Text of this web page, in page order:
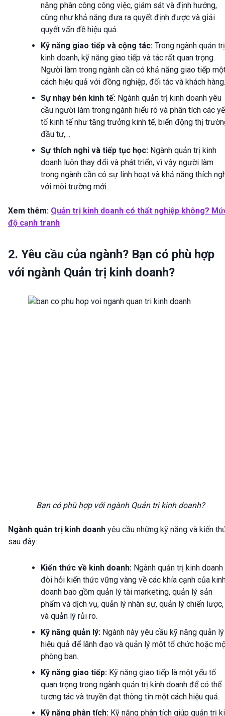
năng phân công công việc, giám sát và định hướng,
cũng như khả năng đưa ra quyết định được và giải
quyết vấn đề hiệu quả.
Kỹ năng giao tiếp và cộng tác: Trong ngành quản trị
kinh doanh, kỹ năng giao tiếp và tác rất quan trọng.
Người làm trong ngành cần có khả năng giao tiếp
cách hiệu quả với đồng nghiệp, đối tác và khách hàng.
Sự nhạy bén kinh tế: Ngành quản trị kinh doanh yêu
cầu người làm trong ngành hiểu rõ và phân tích các
tố kinh tế như tăng trưởng kinh tế, biến động thị
đầu tư,…
Sự thích nghi và tiếp tục học: Ngành quản trị kinh
doanh luôn thay đổi và phát triển, vì vậy người làm
trong ngành cần có sự linh hoạt và khả năng thích
với môi trường mới.
Xem thêm: Quản trị kinh doanh có thất nghiệp không?
độ cạnh tranh
2. Yêu cầu của ngành? Bạn có phù hợp
với ngành Quản trị kinh doanh?
Bạn có phù hợp với ngành Quản trị kinh doanh?
Ngành quản trị kinh doanh yêu cầu những kỹ năng và kiến
sau đây:
Kiến thức về kinh doanh: Ngành quản trị kinh doanh
đòi hỏi kiến thức vững vàng về các khía cạnh của
doanh bao gồm quản lý tài marketing, quản lý sản
phẩm và dịch vụ, quản lý nhân sự, quản lý chiến lược,
và quản lý rủi ro.
Kỹ năng quản lý: Ngành này yêu cầu kỹ năng quản lý
hiệu quả để lãnh đạo và quản lý một tổ chức hoặc
phòng ban.
Kỹ năng giao tiếp: Kỹ năng giao tiếp là một yếu tố
quan trọng trong ngành quản trị kinh doanh để có thể
tương tác và truyền đạt thông tin một cách hiệu quả.
Kỹ năng phân tích: Kỹ năng phân tích giúp quản trị